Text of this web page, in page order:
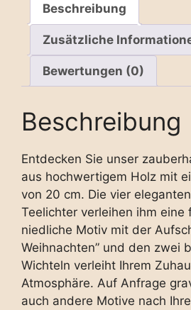
Beschreibung
Zusätzliche
Bewertungen (0)
Beschreibung
Entdecken Sie unser
aus hochwertigem Holz mit
von 20 cm. Die vier
Teelichter verleihen ihm eine
niedliche Motiv mit der
Weihnachten” und den zwei
Wichteln verleiht Ihrem
Atmosphäre. Auf Anfrage
auch andere Motive nach